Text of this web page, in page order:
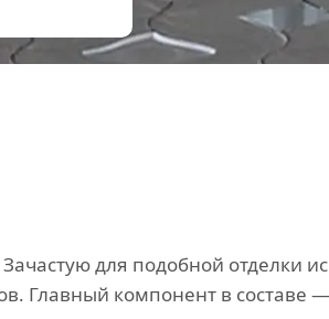
для подобной отделки
Главный компонент в составе